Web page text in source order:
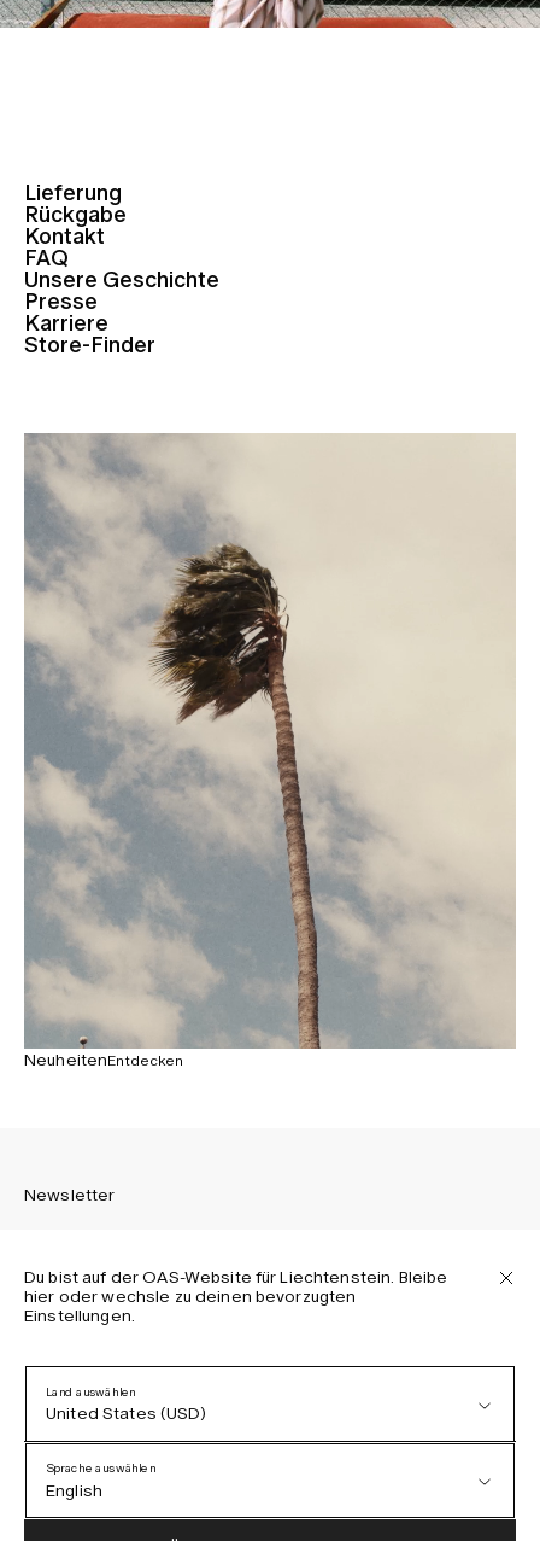
Lieferung
Rückgabe
Kontakt
FAQ
Unsere Geschichte
Presse
Karriere
Store-Finder
NeuheitenEntdecken
Newsletter
Melden Sie sich an, um die neuesten Informationen über
Datenschutzerklärung
AGB
Barrierefreiheit
Cookie-Richtlinie
Du bist auf der OAS-Website für Liechtenstein. Bleibe
hier oder wechsle zu deinen bevorzugten
Einstellungen.
Land auswählen
United States (USD)
Austria (EUR)
Sprache auswählen
English